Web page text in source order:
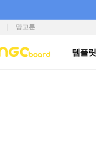
망고툰
템플릿